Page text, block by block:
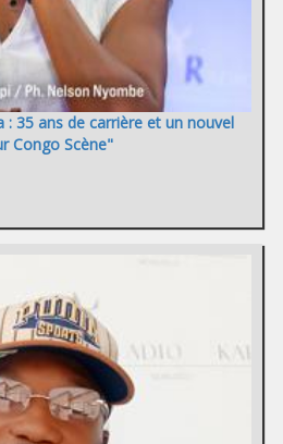
: 35 ans de carrière et un nouvel
Congo Scène"